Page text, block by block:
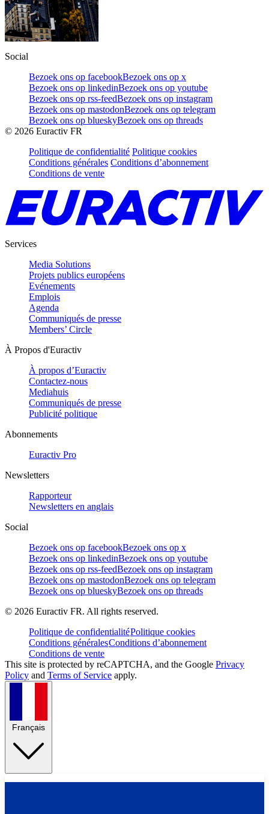
Social
Bezoek ons op facebookBezoek ons op x
Bezoek ons op linkedinBezoek ons op youtube
Bezoek ons op rss-feedBezoek ons op instagram
Bezoek ons op mastodonBezoek ons op telegram
Bezoek ons op blueskyBezoek ons op threads
© 2026 Euractiv FR
Politique de confidentialité Politique cookies
Conditions générales Conditions d’abonnement
Conditions de vente
Services
Media Solutions
Projets publics européens
Evénements
Emplois
Agenda
Communiqués de presse
Members’ Circle
À Propos d'Euractiv
À propos d’Euractiv
Contactez-nous
Mediahuis
Communiqués de presse
Publicité politique
Abonnements
Euractiv Pro
Newsletters
Rapporteur
Newsletters en anglais
Social
Bezoek ons op facebookBezoek ons op x
Bezoek ons op linkedinBezoek ons op youtube
Bezoek ons op rss-feedBezoek ons op instagram
Bezoek ons op mastodonBezoek ons op telegram
Bezoek ons op blueskyBezoek ons op threads
© 2026 Euractiv FR. All rights reserved.
Politique de confidentialitéPolitique cookies
Conditions généralesConditions d’abonnement
Conditions de vente
This site is protected by reCAPTCHA, and the Google Privacy
Policy and Terms of Service apply.
Français